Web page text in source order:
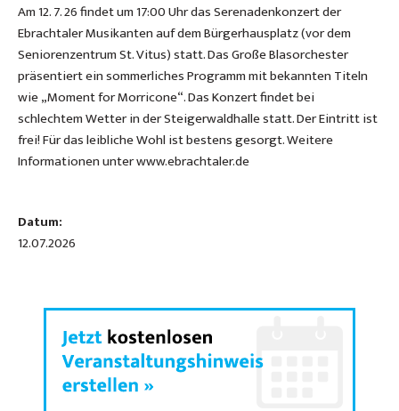
Am 12. 7. 26 findet um 17:00 Uhr das Serenadenkonzert der
Ebrachtaler Musikanten auf dem Bürgerhausplatz (vor dem
Seniorenzentrum St. Vitus) statt. Das Große Blasorchester
präsentiert ein sommerliches Programm mit bekannten Titeln
wie „Moment for Morricone“. Das Konzert findet bei
schlechtem Wetter in der Steigerwaldhalle statt. Der Eintritt ist
frei! Für das leibliche Wohl ist bestens gesorgt. Weitere
Informationen unter www.ebrachtaler.de
Datum:
12.07.2026